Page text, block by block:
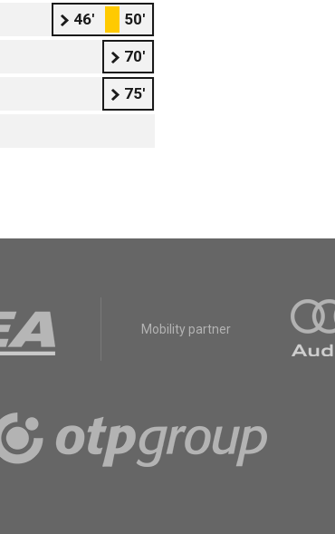
46' 50'
70'
75'
Mobility partner